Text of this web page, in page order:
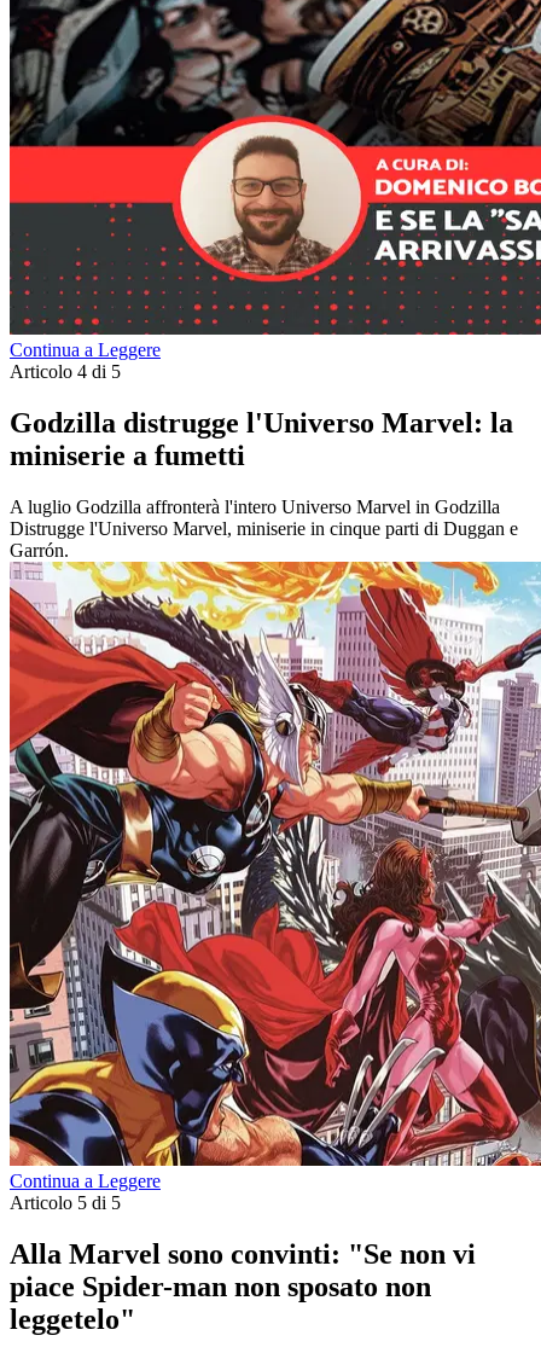
Continua a Leggere
Articolo 4 di 5
Godzilla distrugge l'Universo Marvel: la
miniserie a fumetti
A luglio Godzilla affronterà l'intero Universo Marvel in Godzilla
Distrugge l'Universo Marvel, miniserie in cinque parti di Duggan e
Garrón.
Continua a Leggere
Articolo 5 di 5
Alla Marvel sono convinti: "Se non vi
piace Spider-man non sposato non
leggetelo"